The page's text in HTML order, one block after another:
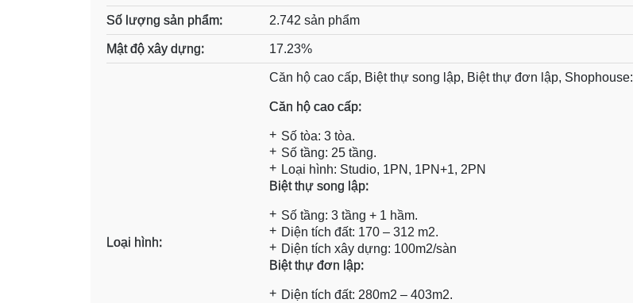
Số lượng sản phẩm: 2.742 sản phẩm
Mật độ xây dựng: 17.23%
Loại hình:
Căn hộ cao cấp, Biệt thự song lập, Biệt thự đơn lập, Shophouse:
Căn hộ cao cấp:
Số tòa: 3 tòa.
Số tầng: 25 tầng.
Loại hình: Studio, 1PN, 1PN+1, 2PN
Biệt thự song lập:
Số tầng: 3 tầng + 1 hầm.
Diện tích đất: 170 – 312 m2.
Diện tích xây dựng: 100m2/sàn
Biệt thự đơn lập:
Diện tích đất: 280m2 – 403m2.